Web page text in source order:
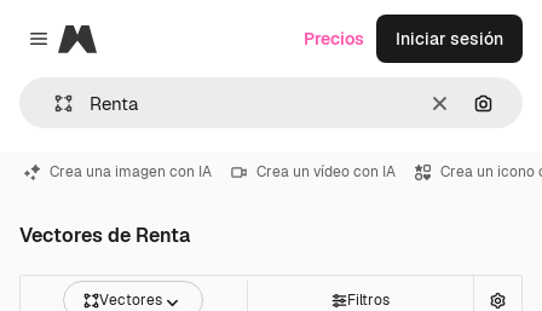
Close menu
Magnific
Borrar
Precios Iniciar sesión
Crea una imagen con IA Crea un vídeo con IA Crea un icono
Vectores de Renta
Vectores Filtros